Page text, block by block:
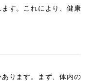
す。これにより、健康
ります。まず、体内の